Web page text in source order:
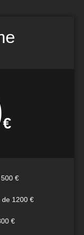
€
€
de 1200 €
€